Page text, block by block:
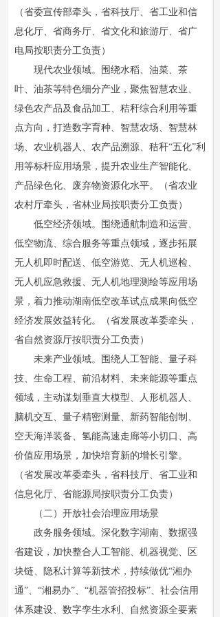
（省委宣传部牵头，省科技厅、省工业和信
息化厅、省商务厅、省文化和旅游厅、省广
电局按职责分工负责）
现代农业领域。围绕水稻、油菜、茶
叶、油茶等特色细分产业，聚焦智慧农业、
绿色农产品及食品加工、秸秆综合利用等重
点方向，打造数字育种、智慧农场、智慧林
场、农业机器人、农产品溯源、秸秆“五化”利
用等标杆应用场景，提升农业生产智能化、
产品绿色化、废弃物资源化水平。（省农业
农村厅牵头，省林业局按职责分工负责）
低空经济领域。围绕通航制造和运营、
低空物流、综合服务等重点领域，逐步拓展
无人机即时配送、低空游览、无人机巡检、
无人机应急救援、无人机地理测绘等应用场
景，着力推动湖南低空改革试点成果向低空
经济发展效益转化。（省发展改革委牵头，
省自然资源厅按职责分工负责）
未来产业领域。围绕人工智能、量子科
技、生命工程、前沿材料、未来能源等重点
领域，主动谋划垂直大模型、人形机器人、
脑机交互、量子精密测量、新药智能创制、
空天海洋装备、氢能高速走廊等小切口、高
价值应用场景，加快培育新的增长引擎。
（省发展改革委牵头，省科技厅、省工业和
信息化厅、省能源局按职责分工负责）
（二）开放社会治理应用场景
政务服务领域。深化数字湖南、数据强
省建设，加快整合人工智能、机器视觉、区
块链、隐私计算等新技术，持续做优“湘办
通”、“湘易办”、“机器管招投标”、社会信用
体系建设、数字孪生水利、自然资源全要素